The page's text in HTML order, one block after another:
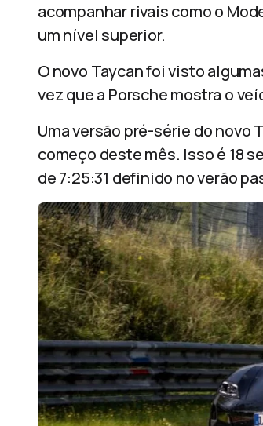
acompanhar rivais como o
um nível superior.
O novo Taycan foi visto
vez que a Porsche mostra o
Uma versão pré-série do novo
começo deste mês. Isso é 18
de 7:25:31 definido no verão